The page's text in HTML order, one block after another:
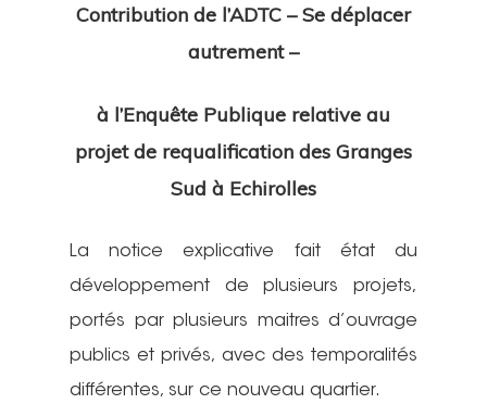
Contribution de l’ADTC – Se déplacer
autrement –
à l’Enquête Publique relative au
projet de requalification des Granges
Sud à Echirolles
La notice explicative fait état du
développement de plusieurs projets,
portés par plusieurs maitres d’ouvrage
publics et privés, avec des temporalités
différentes, sur ce nouveau quartier.